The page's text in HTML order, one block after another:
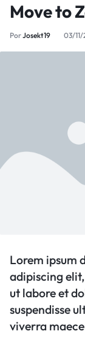
Move to
PorJosekt19 03/11/
Lorem ipsum
adipiscing
ut labore et
suspendisse
viverra